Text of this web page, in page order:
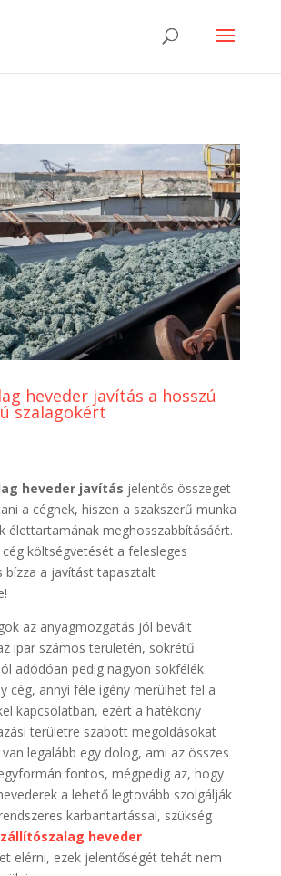
heveder javítás a hosszú
szalagokért
heveder javítás jelentős összeget
a cégnek, hiszen a szakszerű munka
élettartamának meghosszabbításáért.
költségvetését a felesleges
bízza a javítást tapasztalt
az anyagmozgatás jól bevált
ipar számos területén, sokrétű
adódóan pedig nagyon sokfélék
cég, annyi féle igény merülhet fel a
kapcsolatban, ezért a hatékony
területre szabott megoldásokat
legalább egy dolog, ami az összes
fontos, mégpedig az, hogy
a lehető legtovább szolgálják
karbantartással, szükség
heveder
elérni, ezek jelentőségét tehát nem